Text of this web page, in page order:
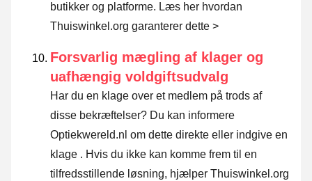
butikker og platforme. Læs her hvordan
Thuiswinkel.org garanterer dette >
Forsvarlig mægling af klager og
uafhængig voldgiftsudvalg
Har du en klage over et medlem på trods af
disse bekræftelser? Du kan informere
Optiekwereld.nl om dette direkte eller indgive en
klage . Hvis du ikke kan komme frem til en
tilfredsstillende løsning, hjælper Thuiswinkel.org